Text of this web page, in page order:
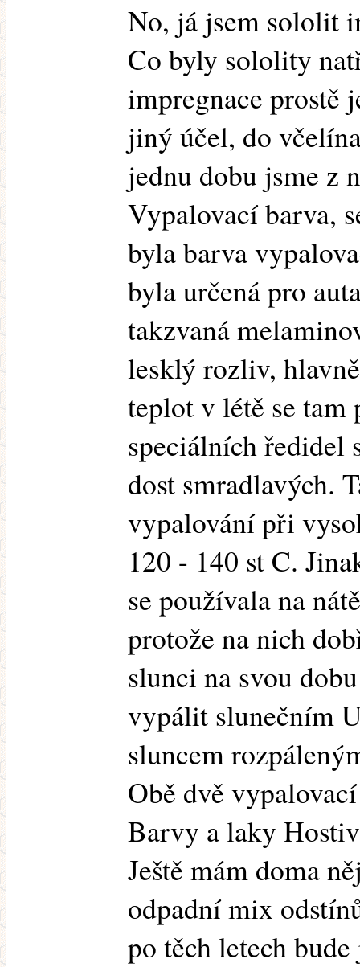
No, já jsem sololit
Co byly sololity
impregnace prostě
jiný účel, do
jednu dobu jsme z
Vypalovací barva,
byla barva
byla určená pro
takzvaná
lesklý rozliv,
teplot v létě se tam
speciálních ředidel
dost smradlavých.
vypalování při
120 - 140 st C.
se používala na
protože na nich
slunci na svou
vypálit slunečním
sluncem
Obě dvě
Barvy a laky
Ještě mám doma
odpadní mix
po těch letech